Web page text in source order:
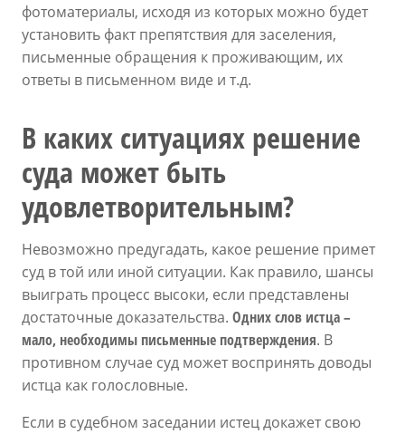
фотоматериалы, исходя из которых можно будет
установить факт препятствия для заселения,
письменные обращения к проживающим, их
ответы в письменном виде и т.д.
В каких ситуациях решение
суда может быть
удовлетворительным?
Невозможно предугадать, какое решение примет
суд в той или иной ситуации. Как правило, шансы
выиграть процесс высоки, если представлены
достаточные доказательства. Одних слов истца –
мало, необходимы письменные подтверждения. В
противном случае суд может воспринять доводы
истца как голословные.
Если в судебном заседании истец докажет свою